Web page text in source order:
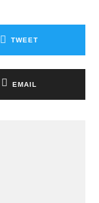
TWEET
EMAIL